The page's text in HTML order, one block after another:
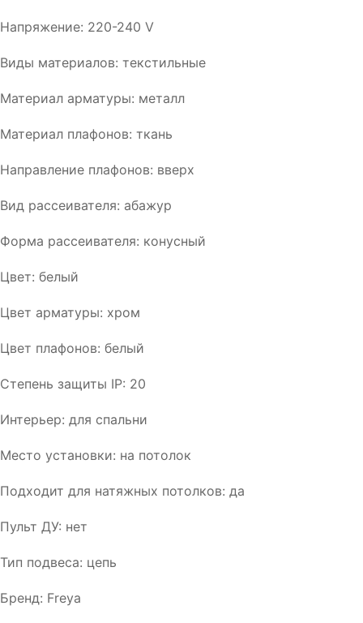
Напряжение: 220-240 V
Виды материалов: текстильные
Материал арматуры: металл
Материал плафонов: ткань
Направление плафонов: вверх
Вид рассеивателя: абажур
Форма рассеивателя: конусный
Цвет: белый
Цвет арматуры: хром
Цвет плафонов: белый
Степень защиты IP: 20
Интерьер: для спальни
Место установки: на потолок
Подходит для натяжных потолков: да
Пульт ДУ: нет
Тип подвеса: цепь
Бренд: Freya